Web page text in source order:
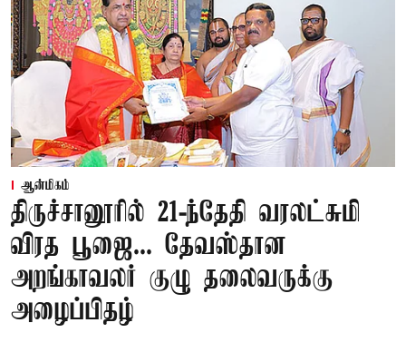
ஆன்மிகம்
திருச்சானூரில் 21-ந்தேதி வரலட்சுமி
விரத பூஜை... தேவஸ்தான
அறங்காவலர் குழு தலைவருக்கு
அழைப்பிதழ்